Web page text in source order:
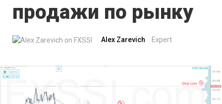
продажи по рынку
Alex Zarevich Expert